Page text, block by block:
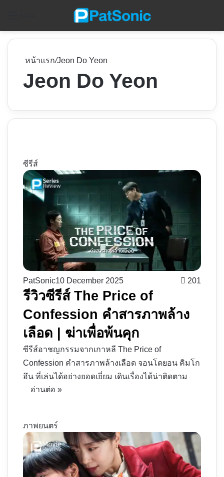
หน้าแรก/Jeon Do Yeon
Jeon Do Yeon
ซีรีส์
PatSonic10 December 2025 201
รีวิวซีรีส์ The Price of
Confession คำสารภาพล้าง
เลือด | ฆ่าเพื่อพ้นคุก
ซีรีส์อาชญกรรมจากเกาหลี The Price of
Confession คำสารภาพล้างเลือด จอนโดยอน คิมโก
อึน ที่เล่นได้อย่างยอดเยี่ยม เดินเรื่องได้น่าติดตาม
อ่านต่อ »
ภาพยนตร์